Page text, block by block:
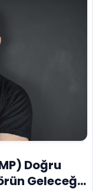
Doğru
Geleceği: